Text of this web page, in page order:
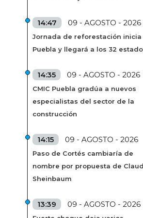
14:47 09 - AGOSTO - 2026
Jornada de reforestación inicia
Puebla y llegará a los 32
14:35 09 - AGOSTO - 2026
CMIC Puebla gradúa a nuevos
especialistas del sector de la
construcción
14:15 09 - AGOSTO - 2026
Paso de Cortés cambiaría de
nombre por propuesta de
Sheinbaum
13:39 09 - AGOSTO - 2026